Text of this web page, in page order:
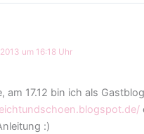
um 16:18 Uhr
am 17.12 bin ich als
:)